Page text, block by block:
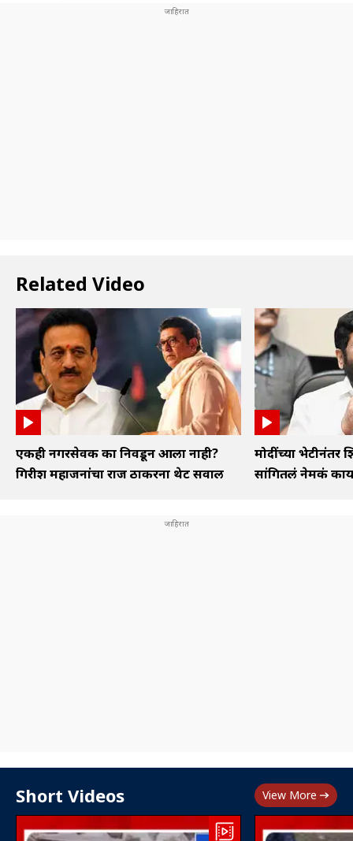
Related Video
एकही नगरसेवक का निवडून आला नाही?
गिरीश महाजनांचा राज ठाकरेंना थेट सवाल
मोदींच्या भेटीनंतर
सांगितलं नेमकं
Short Videos View More